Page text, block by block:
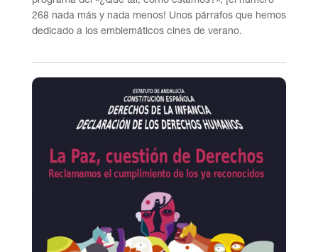
268 nada más y nada menos! Unos párrafos que hemos
dedicado a los emblemáticos cines de verano.